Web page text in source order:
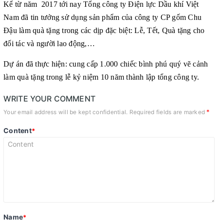
Kể từ năm 2017 tới nay Tổng công ty Điện lực Dầu khí Việt
Nam đã tin tưởng sử dụng sản phẩm của công ty CP gốm Chu
Đậu làm quà tặng trong các dịp đặc biệt: Lễ, Tết, Quà tặng cho
đối tác và người lao động,…
Dự án đã thực hiện: cung cấp 1.000 chiếc bình phú quý vẽ cảnh
làm quà tặng trong lễ kỷ niệm 10 năm thành lập tổng công ty.
WRITE YOUR COMMENT
Your email address will be kept confidential. Required fields are marked *
Content*
Name*